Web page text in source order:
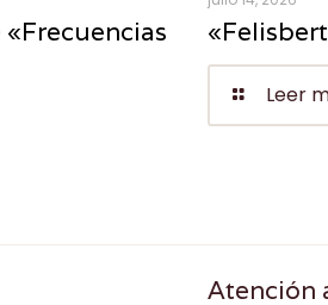
Leer
Atención